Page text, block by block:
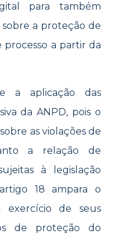
para também
a proteção de
processo a partir da
a aplicação das
da ANPD, pois o
as violações de
a relação de
à legislação
18 ampara o
de seus
de proteção do